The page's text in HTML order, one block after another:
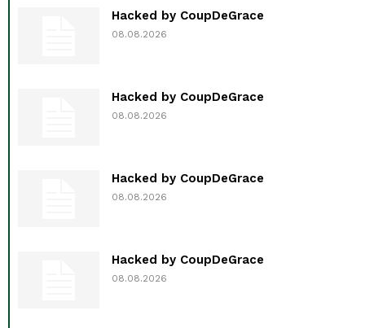
Hacked by CoupDeGrace
08.08.2026
Hacked by CoupDeGrace
08.08.2026
Hacked by CoupDeGrace
08.08.2026
Hacked by CoupDeGrace
08.08.2026